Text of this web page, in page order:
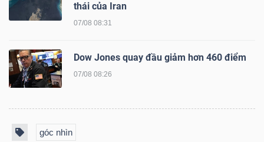
thái của Iran
07/08 08:31
Dow Jones quay đầu giảm hơn 460 điểm
07/08 08:26
góc nhìn
DỮ
Ngành
(-)
SECTOR